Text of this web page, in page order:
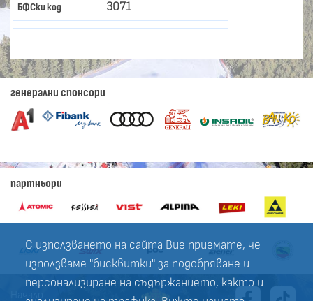
С използването на сайта Вие приемате, че
използваме "бисквитки" за подобряване и
персонализиране на съдържанието, както и
БФСки код 3071
генерални спонсори
партньори